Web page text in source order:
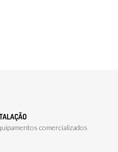
comercializados